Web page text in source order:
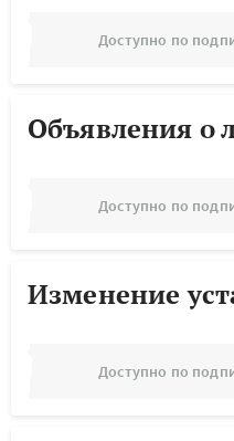
Доступно по
Объявления о
Доступно по
Изменение
Доступно по